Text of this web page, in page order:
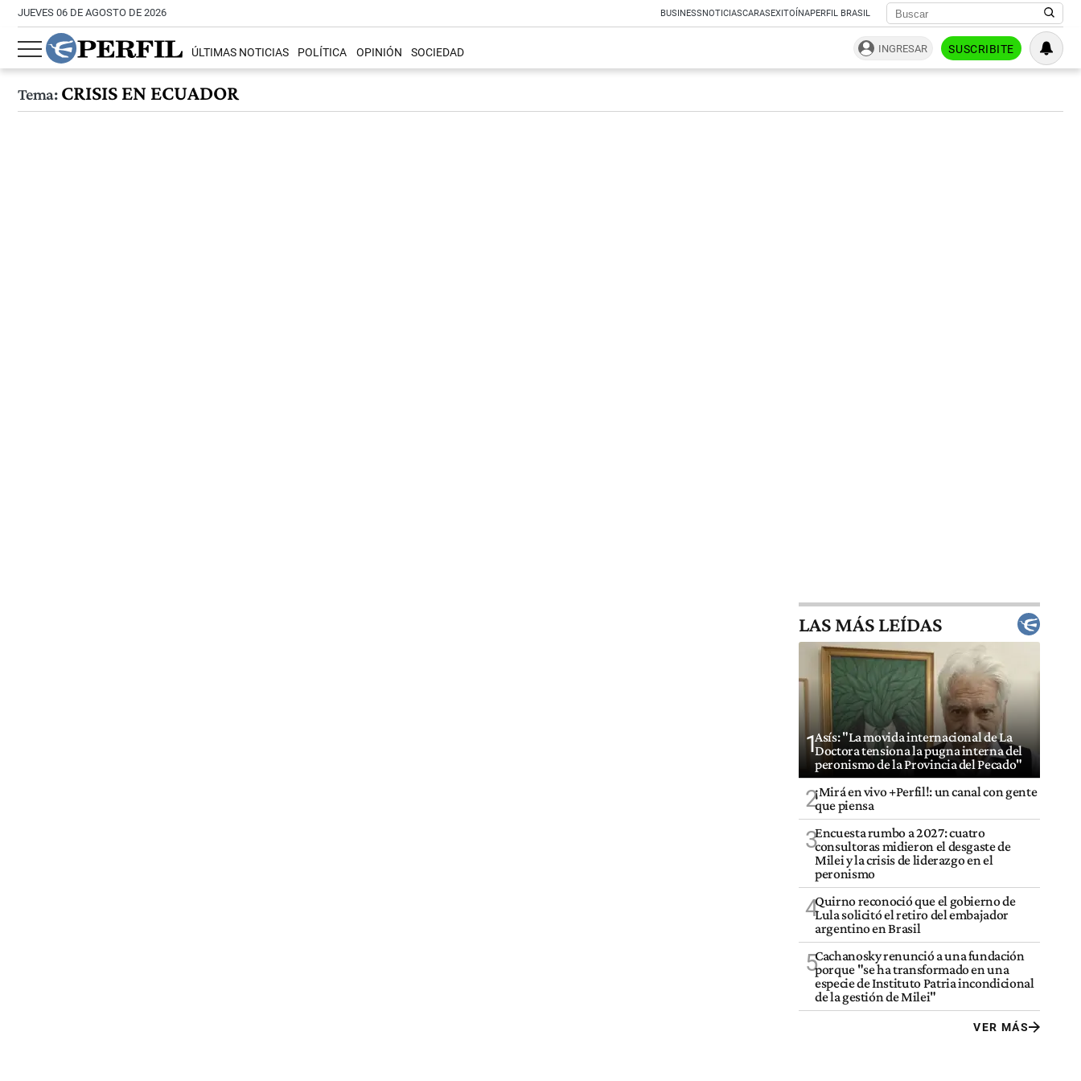
JUEVES 06 DE AGOSTO DE 2026 BUSINESSNOTICIASCARASEXITOÍNAPERFIL BRASIL
ÚLTIMAS NOTICIAS POLÍTICA OPINIÓN SOCIEDAD INGRESAR SUSCRIBITE
Tema:CRISIS EN ECUADOR
LAS MÁS LEÍDAS
1Asís: "La movida internacional de La
Doctora tensiona la pugna interna del
peronismo de la Provincia del Pecado"
2¡Mirá en vivo +Perfil!: un canal con gente
que piensa
3Encuesta rumbo a 2027: cuatro
consultoras midieron el desgaste de
Milei y la crisis de liderazgo en el
peronismo
4Quirno reconoció que el gobierno de
Lula solicitó el retiro del embajador
argentino en Brasil
5Cachanosky renunció a una fundación
porque "se ha transformado en una
especie de Instituto Patria incondicional
de la gestión de Milei"
VER MÁS